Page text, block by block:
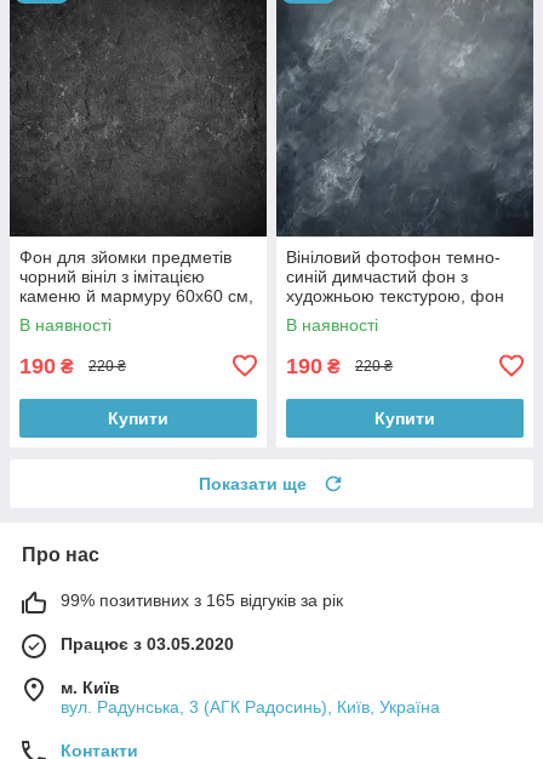
Фон для зйомки предметів
чорний вініл з імітацією
каменю й мармуру 60x60 см,
№550006
В наявності
190 ₴ 220 ₴
Купити
Вініловий фотофон темно-
синій димчастий фон з
художньою текстурою, фон
для фото 60x60 см,
№551759
В наявності
190 ₴ 220 ₴
Купити
Показати ще
Про нас
99% позитивних з 165 відгуків за рік
Працює з 03.05.2020
м. Київ
вул. Радунська, 3 (АГК Радосинь), Київ, Україна
Контакти